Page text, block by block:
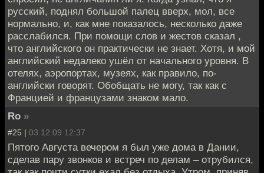
русский, поднял большой палец вверх, мол, все
нормально, и, как мне показалось, несколько даже
расслабился. При помощи слов и жестов сказал ,
что английского он практически не знает. Хотя, и мой
английский недалеко ушёл от начального уровня. В
отелях, аэропортах, музеях, как правило, по-
английски говорят. Обобщать не могу, так как с
Францией и французами знаком мало.
Ro »
#25 | 03.12.09 12:37
Пятого Августа вечером я был уже дома в Дании,
сделав пару звонков и встреч по делам – отрубился,